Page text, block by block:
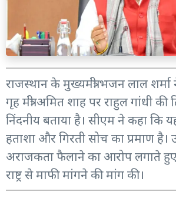
राजस्थान के मुख्यमंत्री भजन लाल
गृह मंत्री अमित शाह पर राहुल गांधी
निंदनीय बताया है। सीएम ने कहा कि
हताशा और गिरती सोच का प्रमाण है।
अराजकता फैलाने का आरोप लगाते हुए
राष्ट्र से माफी मांगने की मांग की।